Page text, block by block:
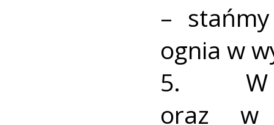
–
ognia w
5. W
oraz w